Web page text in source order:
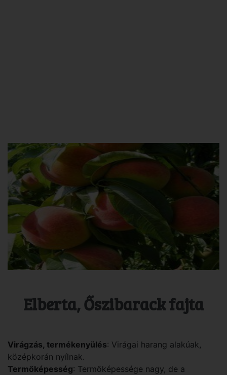
Elberta, Őszibarack fajta
Virágzás, termékenyülés: Virágai harang alakúak,
középkorán nyílnak.
Termőképesség: Termőképessége nagy, de a